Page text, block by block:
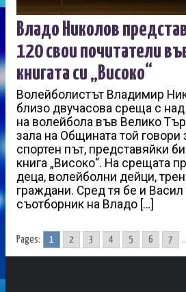
Владо Николов
120 свои почитатели
книгата си „Високо“
Волейболистът Владимир
близо двучасова среща с
на волейбола във Велико
зала на Общината той говори
спортен път, представяйки
книга „Високо“. На срещата
деца, волейболни дейци,
граждани. Сред тя бе и
съотборник на Владо […]
Pages: 1 2 3 4 5 6 7